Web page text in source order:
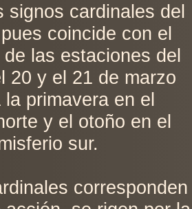
signos cardinales del
coincide con el
las estaciones del
20 y el 21 de marzo
la primavera en el
y el otoño en el
sur.
corresponden